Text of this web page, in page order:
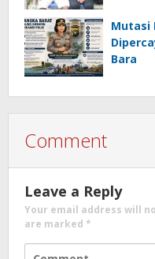
Mutasi
Bara
Comment
Leave a Reply
Your email address will
are marked *